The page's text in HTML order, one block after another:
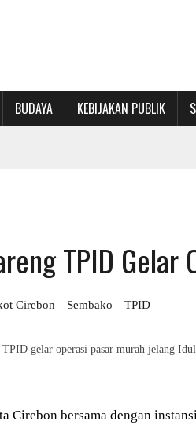
BUDAYA KEBIJAKAN PUBLIK
RETORIKA TAHUNAN
TPID Gelar
Cirebon Sembako TPID
gelar operasi pasar murah jelang
Cirebon bersama dengan